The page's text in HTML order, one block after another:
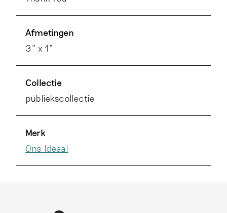
Afmetingen
3" x 1"
Collectie
publiekscollectie
Merk
Ons Ideaal